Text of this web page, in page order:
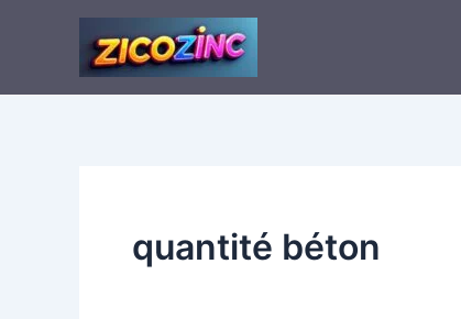
quantité béton